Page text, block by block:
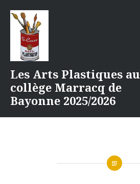
contenu
Les Arts Plastiques au
collège Marracq de
Bayonne 2025/2026